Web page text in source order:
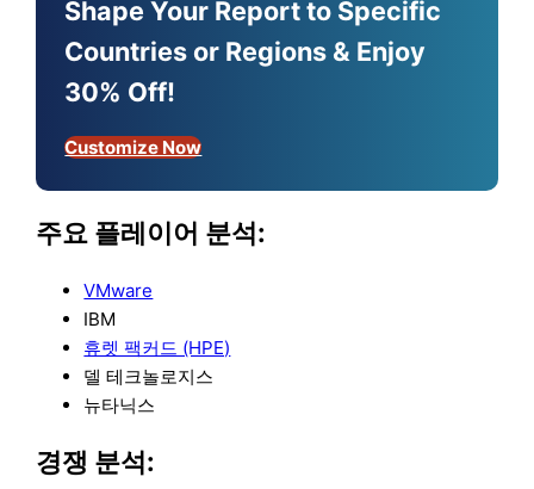
Shape Your Report to Specific
Countries or Regions & Enjoy
30% Off!
Customize Now
주요 플레이어 분석:
VMware
IBM
휴렛 팩커드 (HPE)
델 테크놀로지스
뉴타닉스
경쟁 분석: